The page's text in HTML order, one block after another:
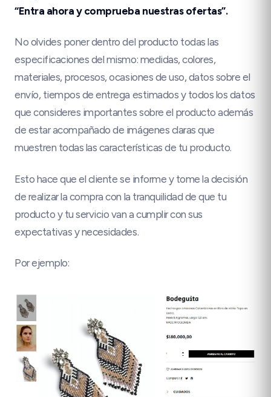
“Entra ahora y comprueba nuestras ofertas”.
No olvides poner dentro del producto todas las
especificaciones del mismo: medidas, colores,
materiales, procesos, ocasiones de uso, datos sobre el
envío, tiempos de entrega estimados y todos los datos
que consideres importantes sobre el producto además
de estar acompañado de imágenes claras que
muestren todas las características de tu producto.
Esto hace que el cliente se informe y tome la decisión
de realizar la compra con la tranquilidad de que tu
producto y tu servicio van a cumplir con sus
expectativas y necesidades.
Por ejemplo: